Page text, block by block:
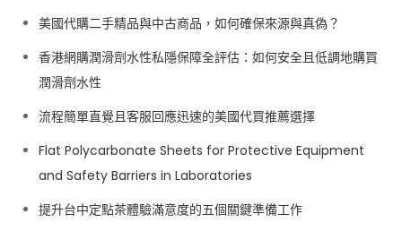
美國代購二手精品與中古商品，如何確保來源與真偽？
香港網購潤滑劑水性私隱保障全評估：如何安全且低調地購買
潤滑劑水性
流程簡單直覺且客服回應迅速的美國代買推薦選擇
Flat Polycarbonate Sheets for Protective Equipment
and Safety Barriers in Laboratories
提升台中定點茶體驗滿意度的五個關鍵準備工作